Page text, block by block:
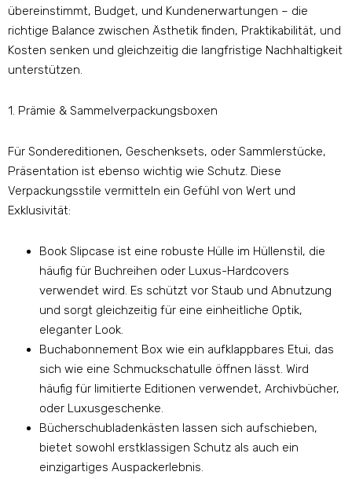
übereinstimmt, Budget, und Kundenerwartungen – die
richtige Balance zwischen Ästhetik finden, Praktikabilität, und
Kosten senken und gleichzeitig die langfristige Nachhaltigkeit
unterstützen.
1. Prämie & Sammelverpackungsboxen
Für Sondereditionen, Geschenksets, oder Sammlerstücke,
Präsentation ist ebenso wichtig wie Schutz. Diese
Verpackungsstile vermitteln ein Gefühl von Wert und
Exklusivität:
Book Slipcase ist eine robuste Hülle im Hüllenstil, die
häufig für Buchreihen oder Luxus-Hardcovers
verwendet wird. Es schützt vor Staub und Abnutzung
und sorgt gleichzeitig für eine einheitliche Optik,
eleganter Look.
Buchabonnement Box wie ein aufklappbares Etui, das
sich wie eine Schmuckschatulle öffnen lässt. Wird
häufig für limitierte Editionen verwendet, Archivbücher,
oder Luxusgeschenke.
Bücherschubladenkästen lassen sich aufschieben,
bietet sowohl erstklassigen Schutz als auch ein
einzigartiges Auspackerlebnis.